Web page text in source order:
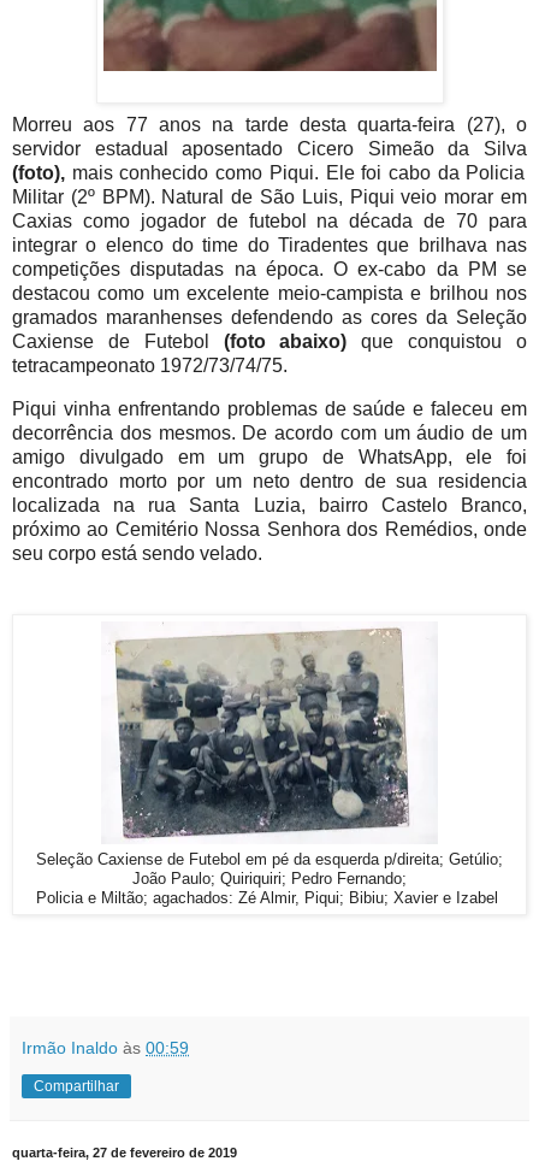
Morreu aos 77 anos na tarde desta quarta-feira (27), o
servidor estadual aposentado Cicero Simeão da Silva
(foto), mais conhecido como Piqui. Ele foi cabo da Policia
Militar (2º BPM). Natural de São Luis, Piqui veio morar em
Caxias como jogador de futebol na década de 70 para
integrar o elenco do time do Tiradentes que brilhava nas
competições disputadas na época. O ex-cabo da PM se
destacou como um excelente meio-campista e brilhou nos
gramados maranhenses defendendo as cores da Seleção
Caxiense de Futebol
(foto abaixo) que conquistou o
tetracampeonato 1972/73/74/75.
Piqui vinha enfrentando problemas de saúde e faleceu em
decorrência dos mesmos. De acordo com um áudio de um
amigo divulgado em um grupo de WhatsApp, ele foi
encontrado morto por um neto dentro de sua residencia
localizada na rua Santa Luzia, bairro Castelo Branco,
próximo ao Cemitério Nossa Senhora dos Remédios, onde
seu corpo está sendo velado.
Seleção Caxiense de Futebol em pé da esquerda p/direita; Getúlio;
João Paulo; Quiriquiri; Pedro Fernando;
Policia e Miltão; agachados: Zé Almir, Piqui; Bibiu; Xavier e Izabel
Irmão Inaldo às 00:59
Compartilhar
quarta-feira, 27 de fevereiro de 2019